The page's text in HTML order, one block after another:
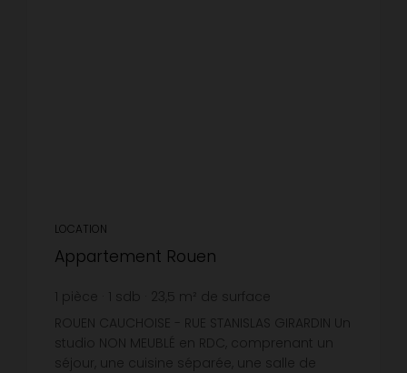
LOCATION
Appartement Rouen
1 pièce 1 sdb 23,5 m² de surface
19,15 €
prix / m²
ROUEN CAUCHOISE - RUE STANISLAS GIRARDIN Un
studio NON MEUBLÉ en RDC, comprenant un
séjour, une cuisine séparée, une salle de